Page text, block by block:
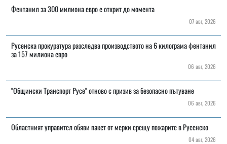
Фентанил за 300 милиона евро е открит до момента
07 авг, 2026
Русенска прокуратура разследва производството на 6 килограма фентанил
за 157 милиона евро
06 авг, 2026
"Общински Транспорт Русе" отново с призив за безопасно пътуване
06 авг, 2026
Областният управител обяви пакет от мерки срещу пожарите в Русенско
04 авг, 2026